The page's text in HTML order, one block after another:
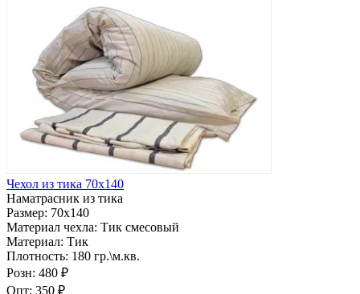
Чехол из тика 70х140
Наматрасник из тика
Размер: 70х140
Материал чехла: Тик смесовый
Материал: Тик
Плотность: 180 гр.\м.кв.
Розн: 480 ₽
Опт: 350 ₽